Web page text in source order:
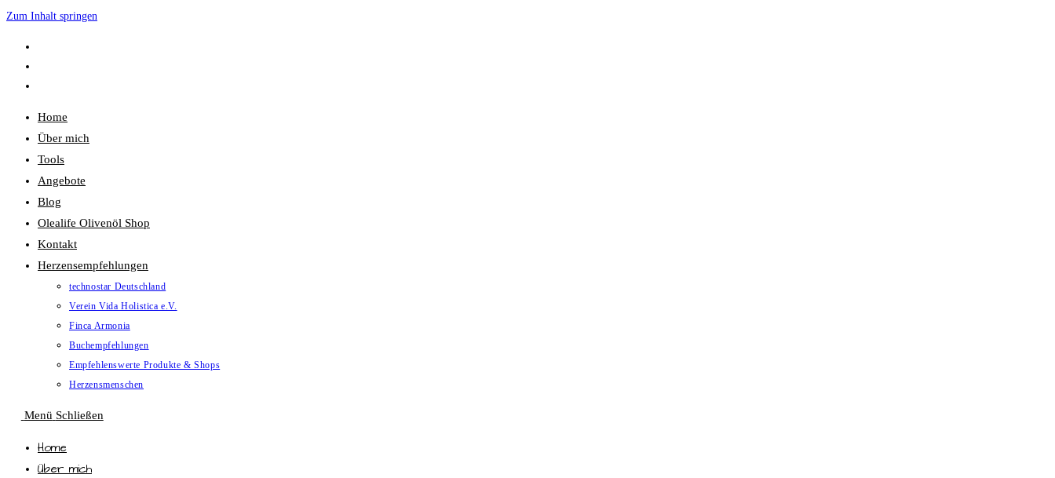
Zum Inhalt springen
Home
Über mich
Tools
Angebote
Blog
Olealife Olivenöl Shop
Kontakt
Herzensempfehlungen
technostar Deutschland
Verein Vida Holistica e.V.
Finca Armonia
Buchempfehlungen
Empfehlenswerte Produkte & Shops
Herzensmenschen
Menü Schließen
Home
Über mich